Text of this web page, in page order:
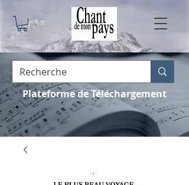
Plateforme de Téléchargement